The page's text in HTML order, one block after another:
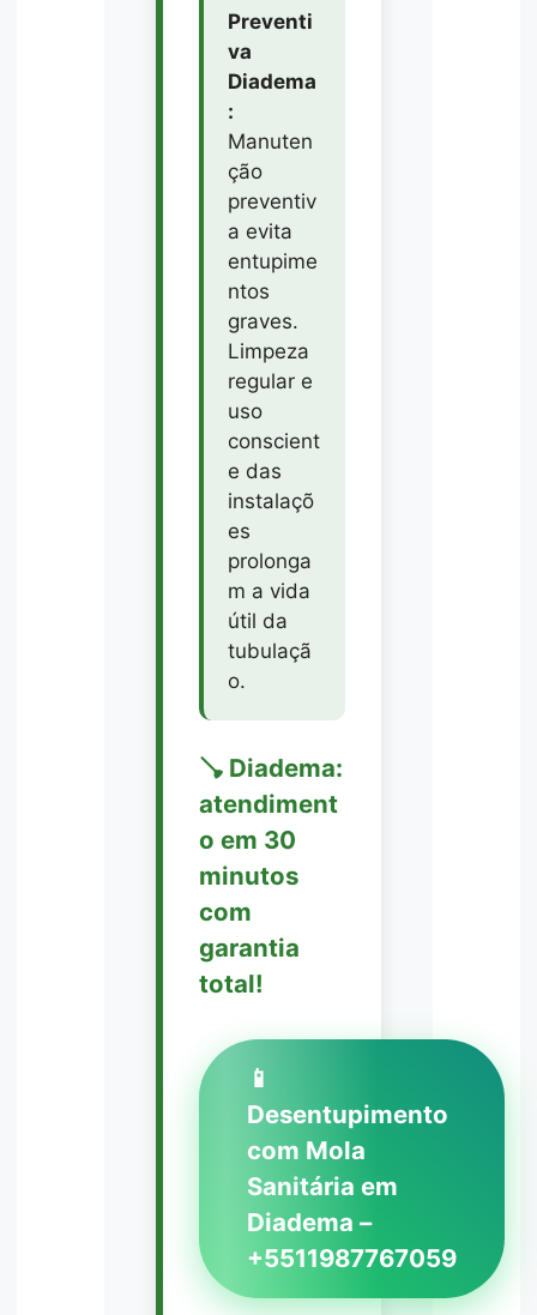
Preventi
va
Diadema
:
Manuten
ção
preventiv
a evita
entupime
ntos
graves.
Limpeza
regular e
uso
conscient
e das
instalaçõ
es
prolonga
m a vida
útil da
tubulaçã
o.
🪠 Diadema:
atendiment
o em 30
minutos
com
garantia
total!
📱
Desentupimento
com Mola
Sanitária em
Diadema –
+5511987767059